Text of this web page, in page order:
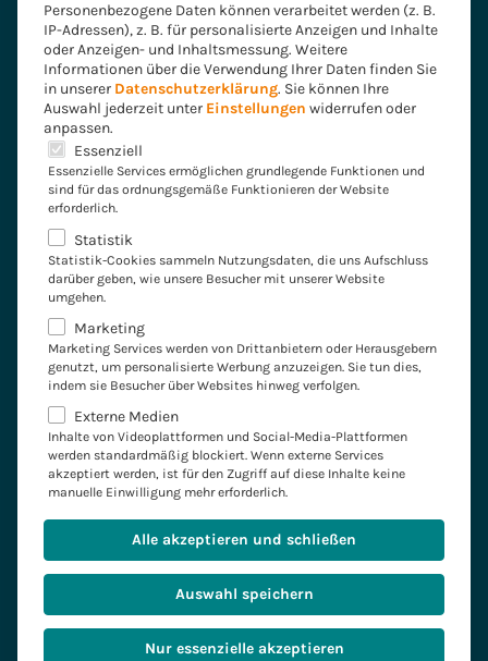
Ihr Ansprechpartner im Bereich
Transformationsmanagement
Robert Schnittger
KONTAKT
:IhrKontakt zum Thema
Strategieberatung
Wir stehen bereit, Ihre Herausforderungen in
greifbare Erfolge zu verwandeln. Lassen Sie
uns gemeinsam Ihre Strategie entwickeln und
nahtlos umsetzen.
Personenbezogene Daten können verarbeitet werden (z. B.
IP-Adressen), z. B. für personalisierte Anzeigen und Inhalte
oder Anzeigen- und Inhaltsmessung. Weitere
Informationen über die Verwendung Ihrer Daten finden Sie
in unserer Datenschutzerklärung. Sie können Ihre
Auswahl jederzeit unter Einstellungen widerrufen oder
anpassen.
Es folgt eine Liste der Service-Gruppen, für die eine
Essenziell
Essenzielle Services ermöglichen grundlegende Funktionen und
sind für das ordnungsgemäße Funktionieren der Website
erforderlich.
Statistik
Statistik-Cookies sammeln Nutzungsdaten, die uns Aufschluss
darüber geben, wie unsere Besucher mit unserer Website
umgehen.
Marketing
Marketing Services werden von Drittanbietern oder Herausgebern
genutzt, um personalisierte Werbung anzuzeigen. Sie tun dies,
indem sie Besucher über Websites hinweg verfolgen.
Externe Medien
Inhalte von Videoplattformen und Social-Media-Plattformen
werden standardmäßig blockiert. Wenn externe Services
akzeptiert werden, ist für den Zugriff auf diese Inhalte keine
manuelle Einwilligung mehr erforderlich.
Alle akzeptieren und schließen
Auswahl speichern
Nur essenzielle akzeptieren